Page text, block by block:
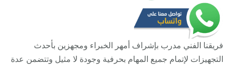
فريقنا الفني مدرب بإشراف أمهر الخبراء ومجهزين بأحدث
التجهيزات لإتمام جميع المهام بحرفية وجودة لا مثيل وتتضمن عدة